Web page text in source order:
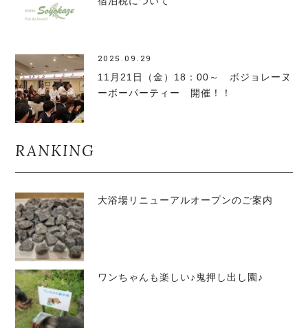
2025.09.29
11月21日（金）18：00～ ボジョレーヌ
ーボーパーティー 開催！！
RANKING
大浴場リニューアルオープンのご案内
ワンちゃんも楽しい♪鬼押し出し園♪